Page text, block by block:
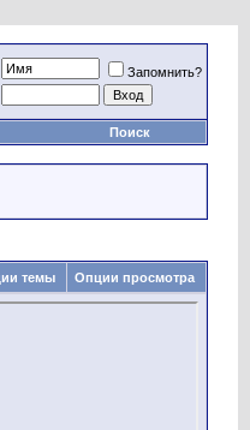
Запомнить?
Поиск
темы Опции просмотра